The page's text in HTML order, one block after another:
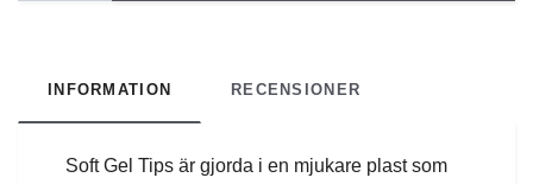
INFORMATION RECENSIONER
Soft Gel Tips är gjorda i en mjukare plast som